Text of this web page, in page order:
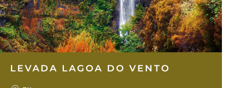
LEVADA LAGOA DO VENTO